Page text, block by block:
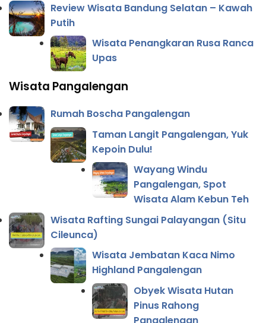
Review Wisata Bandung Selatan – Kawah
Putih
Wisata Penangkaran Rusa Ranca
Upas
Wisata Pangalengan
Rumah Boscha Pangalengan
Taman Langit Pangalengan, Yuk
Kepoin Dulu!
Wayang Windu
Pangalengan, Spot
Wisata Alam Kebun Teh
Wisata Rafting Sungai Palayangan (Situ
Cileunca)
Wisata Jembatan Kaca Nimo
Highland Pangalengan
Obyek Wisata Hutan
Pinus Rahong